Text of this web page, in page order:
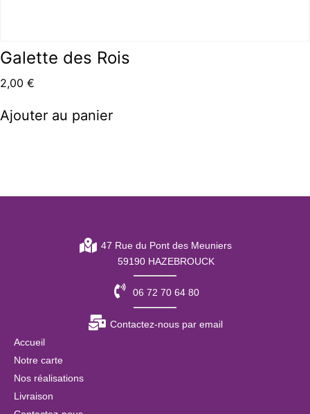
Galette des Rois
2,00 €
Ajouter au panier
47 Rue du Pont des Meuniers
59190 HAZEBROUCK
06 72 70 64 80
Contactez-nous par email
Accueil
Notre carte
Nos réalisations
Livraison